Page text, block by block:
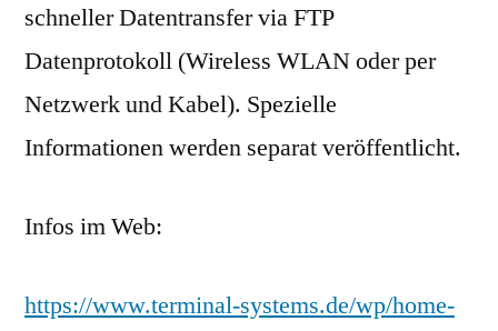
schneller Datentransfer via FTP
Datenprotokoll (Wireless WLAN oder per
Netzwerk und Kabel). Spezielle
Informationen werden separat veröffentlicht.
Infos im Web:
https://www.terminal-systems.de/wp/home-